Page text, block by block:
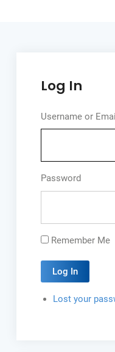
Log In
Username or
Password
Remember Me
Log In
Lost your